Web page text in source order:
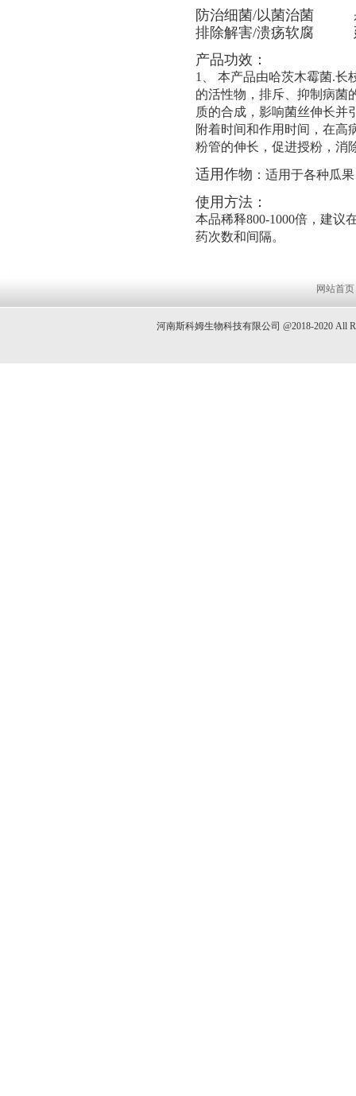
防治细菌/以菌治菌
排除解害/溃疡软腐
产品功效：
1、 本产品由哈茨木霉菌.长
的活性物，排斥、抑制病菌
质的合成，影响菌丝伸长并
附着时间和作用时间，在高
粉管的伸长，促进授粉，消
适用作物 ：适用于各种瓜
使用方法：
本品稀释800-1000倍，建议
药次数和间隔。
网站首页
河南斯科姆生物科技有限公司 @2018-2020 All